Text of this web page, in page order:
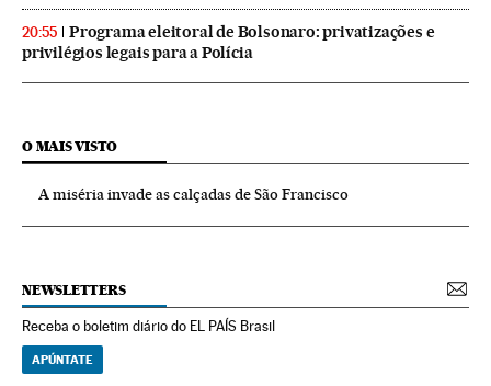
20:55
Programa eleitoral de Bolsonaro: privatizações e
privilégios legais para a Polícia
O MAIS VISTO
A miséria invade as calçadas de São Francisco
NEWSLETTERS
Receba o boletim diário do EL PAÍS Brasil
APÚNTATE